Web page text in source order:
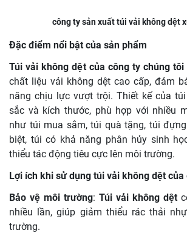
công ty sản xuất túi vải không dệt
Đặc điểm nổi bật của sản phẩm
Túi vải không dệt của công ty chúng tôi
chất liệu vải không dệt cao cấp, đảm
năng chịu lực vượt trội. Thiết kế của
sắc và kích thước, phù hợp với nhiều
như túi mua sắm, túi quà tặng, túi
biệt, túi có khả năng phân hủy sinh
thiểu tác động tiêu cực lên môi trường.
Lợi ích khi sử dụng túi vải không dệt của
Bảo vệ môi trường: Túi vải không dệt
nhiều lần, giúp giảm thiểu rác thải
trường.